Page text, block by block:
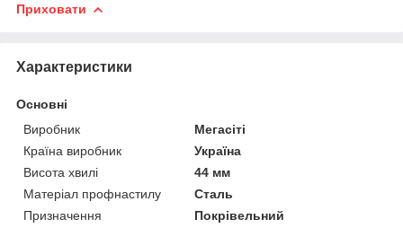
Приховати
Характеристики
Основні
Виробник
Мегасіті
Країна виробник
Україна
Висота хвилі
44 мм
Матеріал профнастилу
Сталь
Призначення
Покрівельний